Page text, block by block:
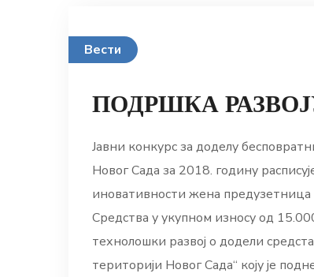
Вести
ПОДРШКА
Јавни конкурс за доделу
Новог Сада за 2018. годину
иновативности жена предузетница
Средства у укупном износу од
технолошки развој о додели
територији Новог Сада“ коју је